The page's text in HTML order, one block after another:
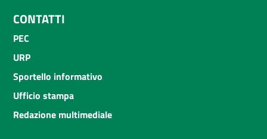
CONTATTI
PEC
URP
Sportello informativo
Ufficio stampa
Redazione multimediale